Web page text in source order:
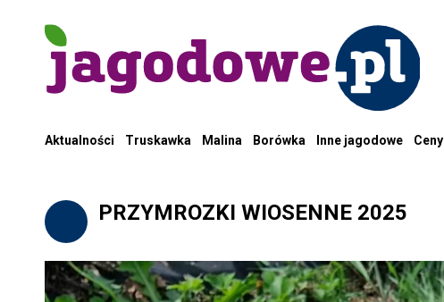
Aktualności Truskawka Malina Borówka Inne jagodowe Ceny
PRZYMROZKI WIOSENNE 2025